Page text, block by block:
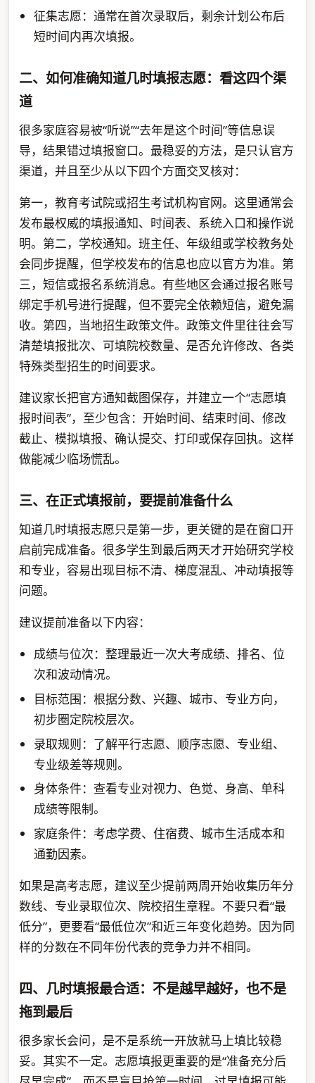
征集志愿：通常在首次录取后，剩余计划公布后
短时间内再次填报。
二、如何准确知道几时填报志愿：看这四个渠
道
很多家庭容易被“听说”“去年是这个时间”等信息误
导，结果错过填报窗口。最稳妥的方法，是只认官方
渠道，并且至少从以下四个方面交叉核对：
第一，教育考试院或招生考试机构官网。这里通常会
发布最权威的填报通知、时间表、系统入口和操作说
明。第二，学校通知。班主任、年级组或学校教务处
会同步提醒，但学校发布的信息也应以官方为准。第
三，短信或报名系统消息。有些地区会通过报名账号
绑定手机号进行提醒，但不要完全依赖短信，避免漏
收。第四，当地招生政策文件。政策文件里往往会写
清楚填报批次、可填院校数量、是否允许修改、各类
特殊类型招生的时间要求。
建议家长把官方通知截图保存，并建立一个“志愿填
报时间表”，至少包含：开始时间、结束时间、修改
截止、模拟填报、确认提交、打印或保存回执。这样
做能减少临场慌乱。
三、在正式填报前，要提前准备什么
知道几时填报志愿只是第一步，更关键的是在窗口开
启前完成准备。很多学生到最后两天才开始研究学校
和专业，容易出现目标不清、梯度混乱、冲动填报等
问题。
建议提前准备以下内容：
成绩与位次：整理最近一次大考成绩、排名、位
次和波动情况。
目标范围：根据分数、兴趣、城市、专业方向，
初步圈定院校层次。
录取规则：了解平行志愿、顺序志愿、专业组、
专业级差等规则。
身体条件：查看专业对视力、色觉、身高、单科
成绩等限制。
家庭条件：考虑学费、住宿费、城市生活成本和
通勤因素。
如果是高考志愿，建议至少提前两周开始收集历年分
数线、专业录取位次、院校招生章程。不要只看“最
低分”，更要看“最低位次”和近三年变化趋势。因为同
样的分数在不同年份代表的竞争力并不相同。
四、几时填报最合适：不是越早越好，也不是
拖到最后
很多家长会问，是不是系统一开放就马上填比较稳
妥。其实不一定。志愿填报更重要的是“准备充分后